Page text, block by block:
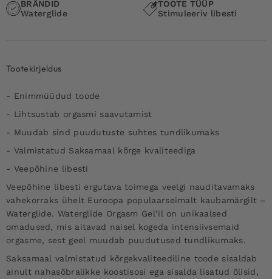
BRÄNDID
Waterglide
TOOTE TÜÜP
Stimuleeriv libesti
Tootekirjeldus
- Enimmüüdud toode
- Lihtsustab orgasmi saavutamist
- Muudab sind puudutuste suhtes tundlikumaks
- Valmistatud Saksamaal kõrge kvaliteediga
- Veepõhine libesti
Veepõhine libesti ergutava toimega veelgi nauditavamaks
vahekorraks ühelt Euroopa populaarseimalt kaubamärgilt –
Waterglide. Waterglide Orgasm Gel’il on unikaalsed
omadused, mis aitavad naisel kogeda intensiivsemaid
orgasme, sest geel muudab puudutused tundlikumaks.
Saksamaal valmistatud kõrgekvaliteediline toode sisaldab
ainult nahasõbralikke koostisosi ega sisalda lisatud õlisid,